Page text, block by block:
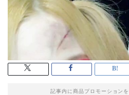
記事内に商品プロモーション